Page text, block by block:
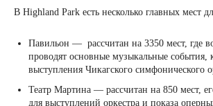
В Highland Park есть несколько главных мест
Павильон — рассчитан на 3350 мест, где
проводят основные музыкальные события,
выступления Чикагского симфонического
Театр Мартина — рассчитан на 850 мест,
для выступлений оркестра и показа